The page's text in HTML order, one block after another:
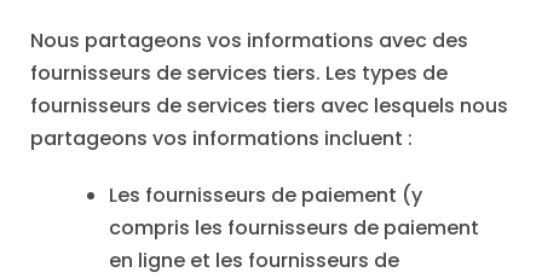
Nous partageons vos informations avec des
fournisseurs de services tiers. Les types de
fournisseurs de services tiers avec lesquels nous
partageons vos informations incluent :
Les fournisseurs de paiement (y
compris les fournisseurs de paiement
en ligne et les fournisseurs de